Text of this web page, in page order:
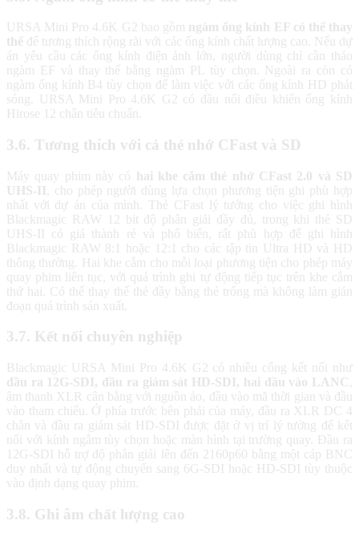
URSA Mini Pro 4.6K G2 bao gồm ngàm ống kính EF có thể thay
thế để tương thích rộng rãi với các ống kính chất lượng cao. Nếu dự
án yêu cầu các ống kính điện ảnh lớn, người dùng chỉ cần tháo
ngàm EF và thay thế bằng ngàm PL tùy chọn. Ngoài ra còn có
ngàm ống kính B4 tùy chọn để làm việc với các ống kính HD phát
sóng. URSA Mini Pro 4.6K G2 có đầu nối điều khiển ống kính
Hirose 12 chân tiêu chuẩn.
3.6. Tương thích với cả thẻ nhớ CFast và SD
Máy quay phim này có hai khe cắm thẻ nhớ CFast 2.0 và SD
UHS-II
, cho phép người dùng lựa chọn phương tiện ghi phù hợp
nhất với dự án của mình. Thẻ CFast lý tưởng cho việc ghi hình
Blackmagic RAW 12 bit độ phân giải đầy đủ, trong khi thẻ SD
UHS-II có giá thành rẻ và phổ biến, rất phù hợp để ghi hình
Blackmagic RAW 8:1 hoặc 12:1 cho các tập tin Ultra HD và HD
thông thường. Hai khe cắm cho mỗi loại phương tiện cho phép máy
quay phim liên tục, với quá trình ghi tự động tiếp tục trên khe cắm
thứ hai. Có thể thay thế thẻ đầy bằng thẻ trống mà không làm gián
đoạn quá trình sản xuất.
3.7. Kết nối chuyên nghiệp
Blackmagic URSA Mini Pro 4.6K G2 có nhiều cổng kết nối như
đầu ra 12G-SDI, đầu ra giám sát HD-SDI, hai đầu vào LANC
âm thanh XLR cân bằng với nguồn ảo, đầu vào mã thời gian và đầu
vào tham chiếu. Ở phía trước bên phải của máy, đầu ra XLR DC 4
chân và đầu ra giám sát HD-SDI được đặt ở vị trí lý tưởng để kết
nối với kính ngắm tùy chọn hoặc màn hình tại trường quay. Đầu ra
12G-SDI hỗ trợ độ phân giải lên đến 2160p60 bằng một cáp BNC
duy nhất và tự động chuyển sang 6G-SDI hoặc HD-SDI tùy thuộc
vào định dạng quay phim.
3.8. Ghi âm chất lượng cao